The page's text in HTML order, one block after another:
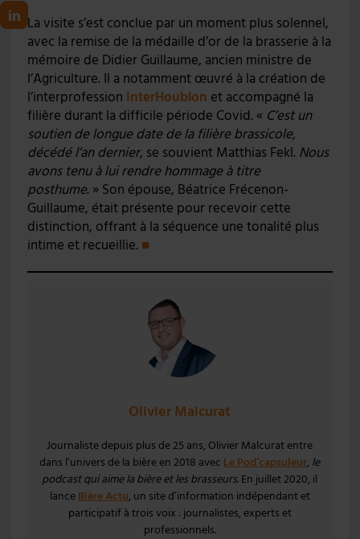
La visite s’est conclue par un moment plus solennel,
avec la remise de la médaille d’or de la brasserie à la
mémoire de Didier Guillaume, ancien ministre de
l’Agriculture. Il a notamment œuvré à la création de
l’interprofession InterHoublon et accompagné la
filière durant la difficile période Covid. « C’est un
soutien de longue date de la filière brassicole,
décédé l’an dernier, se souvient Matthias Fekl. Nous
avons tenu à lui rendre hommage à titre
posthume. » Son épouse, Béatrice Frécenon-
Guillaume, était présente pour recevoir cette
distinction, offrant à la séquence une tonalité plus
intime et recueillie. ■
Olivier Malcurat
Journaliste depuis plus de 25 ans, Olivier Malcurat entre
dans l’univers de la bière en 2018 avec Le Pod’capsuleur, le
podcast qui aime la bière et les brasseurs. En juillet 2020, il
lance Bière Actu, un site d’information indépendant et
participatif à trois voix : journalistes, experts et
professionnels.